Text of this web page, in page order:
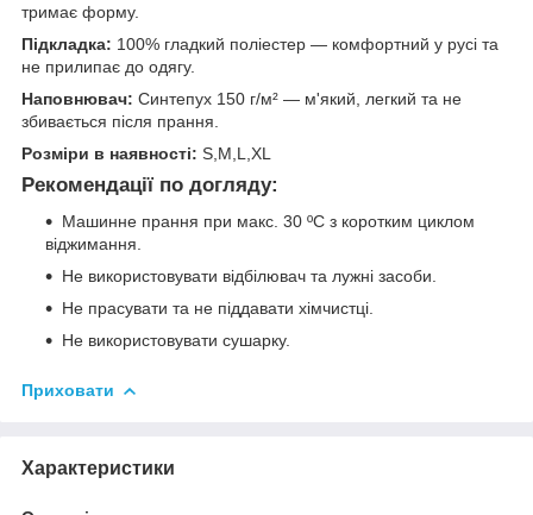
тримає форму.
Підкладка: 100% гладкий поліестер — комфортний у русі та
не прилипає до одягу.
Наповнювач: Синтепух 150 г/м² — м'який, легкий та не
збивається після прання.
Розміри в наявності: S,M,L,XL
Рекомендації по догляду:
Машинне прання при макс. 30 ºC з коротким циклом
віджимання.
Не використовувати відбілювач та лужні засоби.
Не прасувати та не піддавати хімчистці.
Не використовувати сушарку.
Приховати
Характеристики